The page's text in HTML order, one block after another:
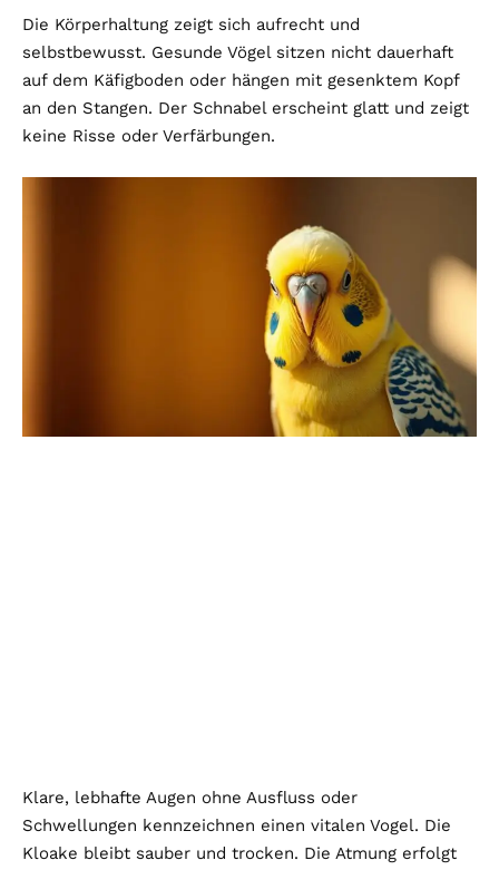
Die Körperhaltung zeigt sich aufrecht und
selbstbewusst. Gesunde Vögel sitzen nicht dauerhaft
auf dem Käfigboden oder hängen mit gesenktem Kopf
an den Stangen. Der Schnabel erscheint glatt und zeigt
keine Risse oder Verfärbungen.
Klare, lebhafte Augen ohne Ausfluss oder
Schwellungen kennzeichnen einen vitalen Vogel. Die
Kloake bleibt sauber und trocken. Die Atmung erfolgt